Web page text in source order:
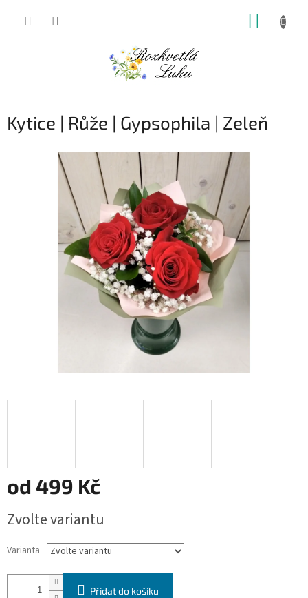
Kytice | Růže | Gypsophila | Zeleň
od 499 Kč
cena:
Zvolte variantu
Varianta
Přidat do košíku